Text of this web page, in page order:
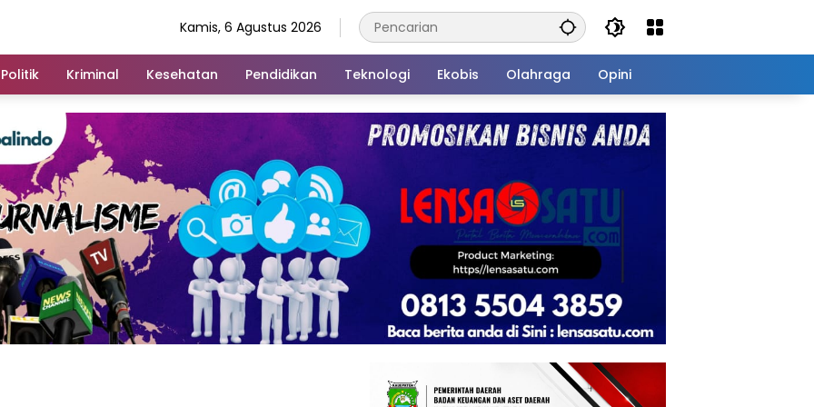
Kamis, 6 Agustus 2026
Politik Kriminal Kesehatan Pendidikan Teknologi Ekobis Olahraga Opini